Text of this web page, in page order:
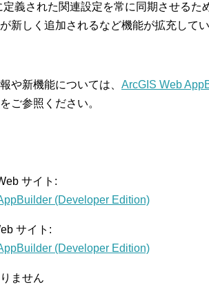
義された関連設定を常に同期させるた
新しく追加されるなど機能が拡充してい
や新機能については、 ArcGIS Web
をご参照ください。
サイト:
(Developer Edition)
サイト:
(Developer Edition)
ません